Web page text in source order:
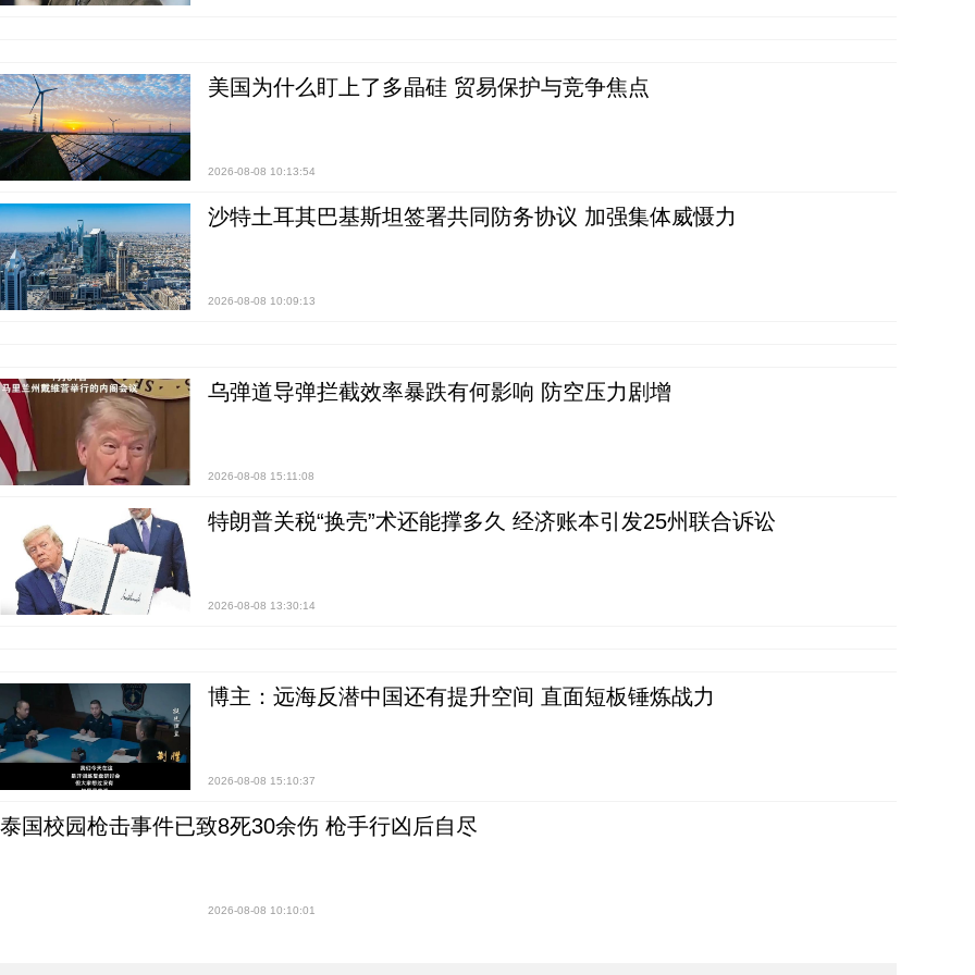
美国为什么盯上了多晶硅 贸易保护与竞争焦点
2026-08-08 10:13:54
沙特土耳其巴基斯坦签署共同防务协议 加强集体威慑力
2026-08-08 10:09:13
乌弹道导弹拦截效率暴跌有何影响 防空压力剧增
2026-08-08 15:11:08
特朗普关税“换壳”术还能撑多久 经济账本引发25州联合诉讼
2026-08-08 13:30:14
博主：远海反潜中国还有提升空间 直面短板锤炼战力
2026-08-08 15:10:37
泰国校园枪击事件已致8死30余伤 枪手行凶后自尽
2026-08-08 10:10:01